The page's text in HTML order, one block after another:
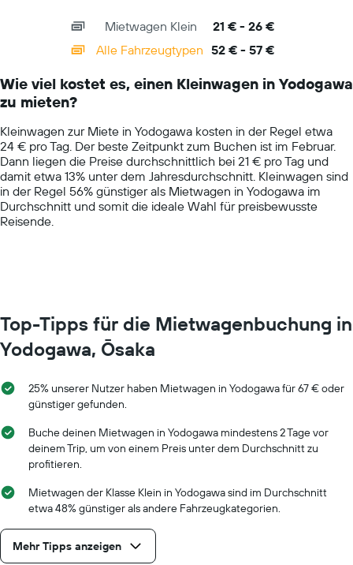
categories.
The
has
1
Y
axis
displaying
values.
Range:
Mietwagen Klein
21 € - 26 €
Alle Fahrzeugtypen 52 € - 57 €
Wie viel kostet es, einen Kleinwagen in Yodogawa
zu mieten?
Kleinwagen zur Miete in Yodogawa kosten in der Regel etwa
24 € pro Tag. Der beste Zeitpunkt zum Buchen ist im Februar.
Dann liegen die Preise durchschnittlich bei 21 € pro Tag und
damit etwa 13% unter dem Jahresdurchschnitt. Kleinwagen sind
in der Regel 56% günstiger als Mietwagen in Yodogawa im
Durchschnitt und somit die ideale Wahl für preisbewusste
Reisende.
Top-Tipps für die Mietwagenbuchung in
Yodogawa, Ōsaka
25% unserer Nutzer haben Mietwagen in Yodogawa für 67 € oder
günstiger gefunden.
Buche deinen Mietwagen in Yodogawa mindestens 2 Tage vor
deinem Trip, um von einem Preis unter dem Durchschnitt zu
profitieren.
Mietwagen der Klasse Klein in Yodogawa sind im Durchschnitt
etwa 48% günstiger als andere Fahrzeugkategorien.
Mehr Tipps anzeigen